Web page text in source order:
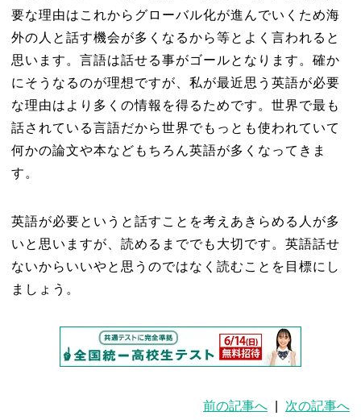
要な理由はこれからグローバル化が進んでいくため海
外の人と話す機会が多くなるから等とよく言われると
思います。言語は話せる事がゴールとなります。確か
にそうなるのが理想ですが、私が最近思う英語が必要
な理由はより多くの情報を得るためです。世界で最も
話されている言語だから世界でもっとも使われていて
何かの論文や本などもちろん英語が多くなってきま
す。
英語が必要というと話すことを考えあきらめる人が多
いと思いますが、読めるまででも大切です。英語話せ
ないからいいやと思うのではなく読むことを目標にし
ましょう。
前の記事へ 次の記事へ